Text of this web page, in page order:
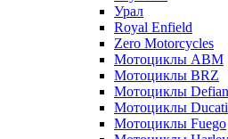
Урал
Royal Enfield
Zero Motorcycles
Мотоциклы ABM
Мотоциклы BRZ
Мотоциклы
Мотоциклы Ducati
Мотоциклы Fuego